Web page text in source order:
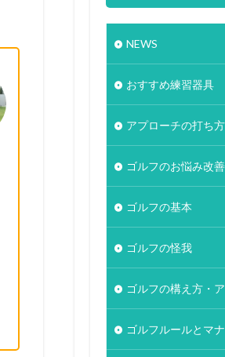
NEWS
おすすめ練習器具
アプローチの打ち方
ゴルフのお悩み改善
ゴルフの基本
ゴルフの怪我
ゴルフの構え方・
ゴルフルールとマ